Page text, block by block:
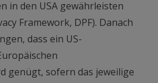
in den USA gewährleisten
Framework, DPF). Danach
dass ein US-
genügt, sofern das jeweilige